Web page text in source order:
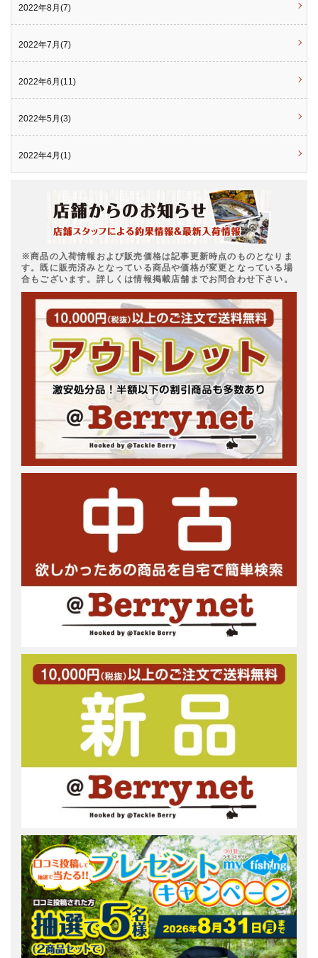
2022年8月(7)
2022年7月(7)
2022年6月(11)
2022年5月(3)
2022年4月(1)
※商品の入荷情報および販売価格は記事更新時点のものとなりま
す。既に販売済みとなっている商品や価格が変更となっている場
合もございます。詳しくは情報掲載店舗までお問合わせ下さい。